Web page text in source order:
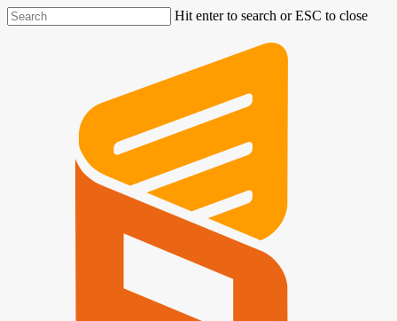
Hit enter to search or ESC to close